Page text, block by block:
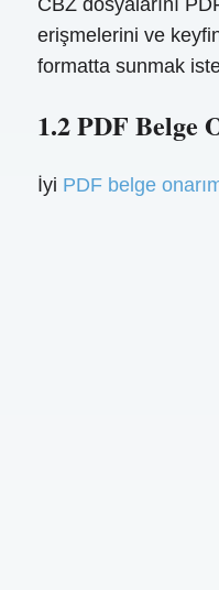
erişmelerini ve
formatta sunmak
1.2 PDF Belge
İyi PDF belge